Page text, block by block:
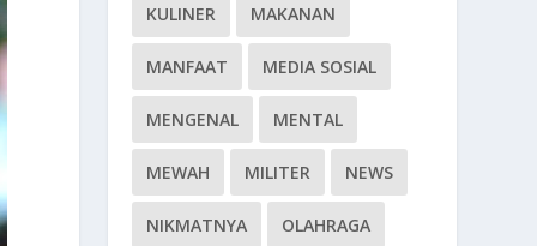
KULINER MAKANAN
MANFAAT MEDIA SOSIAL
MENGENAL MENTAL
MEWAH MILITER NEWS
NIKMATNYA OLAHRAGA